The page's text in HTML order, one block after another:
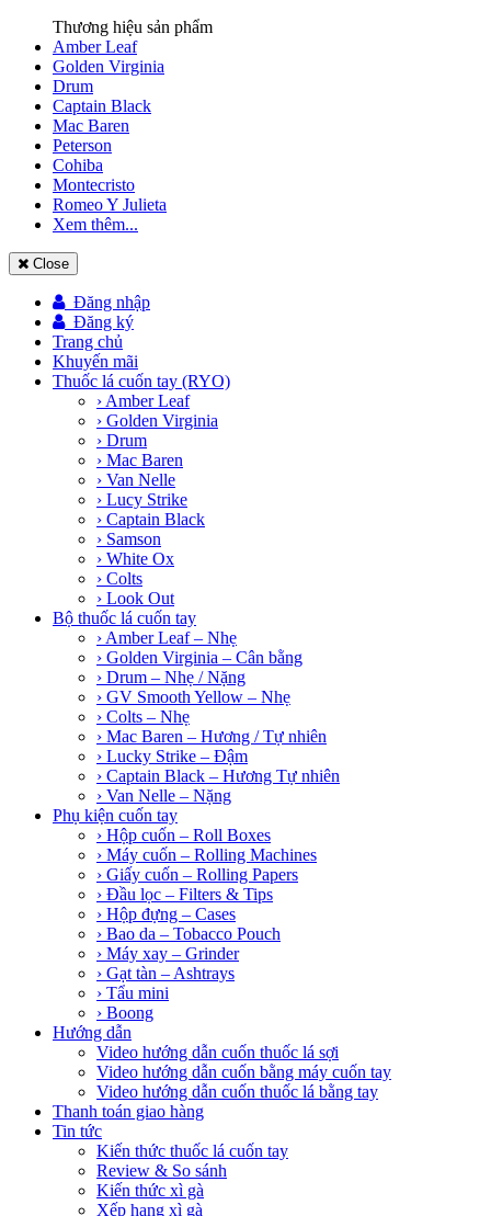
Thương hiệu sản phẩm
Amber Leaf
Golden Virginia
Drum
Captain Black
Mac Baren
Peterson
Cohiba
Montecristo
Romeo Y Julieta
Xem thêm...
Close
Đăng nhập
Đăng ký
Trang chủ
Khuyến mãi
Thuốc lá cuốn tay (RYO)
› Amber Leaf
› Golden Virginia
› Drum
› Mac Baren
› Van Nelle
› Lucy Strike
› Captain Black
› Samson
› White Ox
› Colts
› Look Out
Bộ thuốc lá cuốn tay
› Amber Leaf – Nhẹ
› Golden Virginia – Cân bằng
› Drum – Nhẹ / Nặng
› GV Smooth Yellow – Nhẹ
› Colts – Nhẹ
› Mac Baren – Hương / Tự nhiên
› Lucky Strike – Đậm
› Captain Black – Hương Tự nhiên
› Van Nelle – Nặng
Phụ kiện cuốn tay
› Hộp cuốn – Roll Boxes
› Máy cuốn – Rolling Machines
› Giấy cuốn – Rolling Papers
› Đầu lọc – Filters & Tips
› Hộp đựng – Cases
› Bao da – Tobacco Pouch
› Máy xay – Grinder
› Gạt tàn – Ashtrays
› Tẩu mini
› Boong
Hướng dẫn
Video hướng dẫn cuốn thuốc lá sợi
Video hướng dẫn cuốn bằng máy cuốn tay
Video hướng dẫn cuốn thuốc lá bằng tay
Thanh toán giao hàng
Tin tức
Kiến thức thuốc lá cuốn tay
Review & So sánh
Kiến thức xì gà
Xếp hạng xì gà